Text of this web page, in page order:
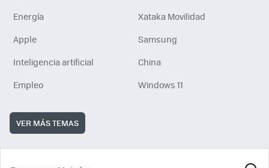
Energía
Xataka Movilidad
Apple
Samsung
Inteligencia artificial
China
Empleo
Windows 11
VER MÁS TEMAS